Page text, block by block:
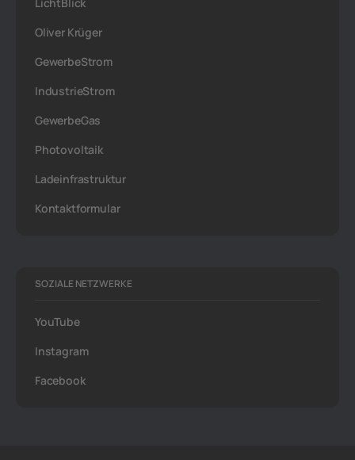
Oliver Krüger
GewerbeStrom
IndustrieStrom
GewerbeGas
Photovoltaik
Ladeinfrastruktur
Kontaktformular
SOZIALE NETZWERKE
YouTube
Instagram
Facebook